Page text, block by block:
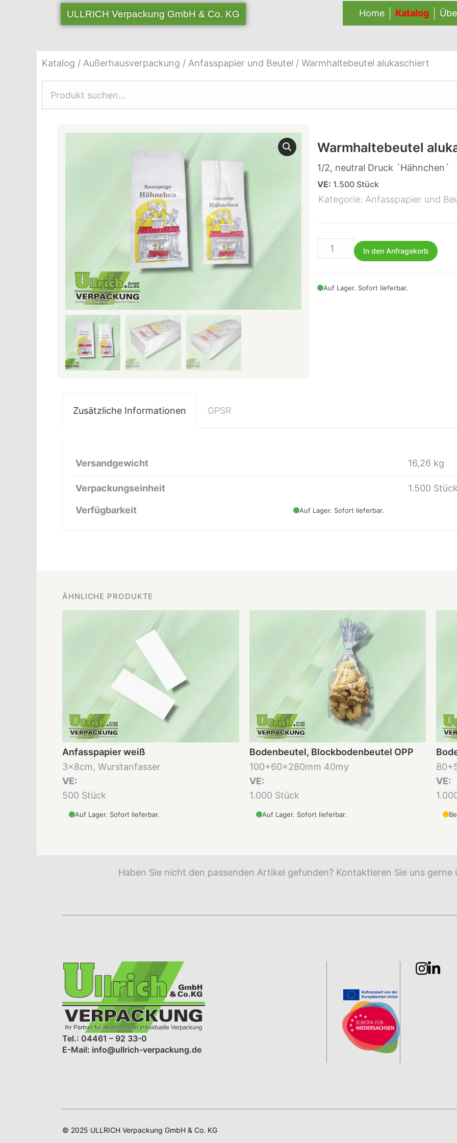
ULLRICH Verpackung GmbH & Co. KG Home Katalog
Katalog / Außerhausverpackung / Anfasspapier und Beutel / Warmhaltebeutel alukaschiert
Warmhaltebeutel
1/2, neutral Druck ´Hähnchen´
VE: 1.500 Stück
Kategorie: Anfasspapier und
In den Anfragekorb
Auf Lager. Sofort lieferbar.
Zusätzliche Informationen GPSR
Versandgewicht 16,26 kg
Verpackungseinheit 1.500
Verfügbarkeit Auf Lager. Sofort lieferbar.
ÄHNLICHE PRODUKTE
Anfasspapier weiß
3x8cm, Wurstanfasser
VE:
500 Stück
Auf Lager. Sofort lieferbar.
Bodenbeutel, Blockbodenbeutel OPP
100+60x280mm 40my
VE:
1.000 Stück
Auf Lager. Sofort lieferbar.
VE:
Haben Sie nicht den passenden Artikel gefunden? Kontaktieren Sie uns gerne
Tel.: 04461 – 92 33-0
E-Mail: info@ullrich-verpackung.de
© 2025 ULLRICH Verpackung GmbH & Co. KG